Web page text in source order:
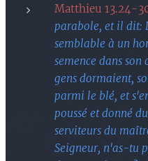
Matthieu 13.24-
parabole, et il dit:
semblable à un
semence dans
gens dormaient,
parmi le blé, et
poussé et donné
serviteurs du
Seigneur, n'as-tu